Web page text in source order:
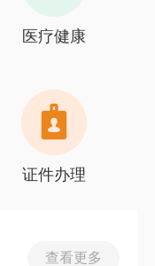
医疗健康
证件办理
查看更多